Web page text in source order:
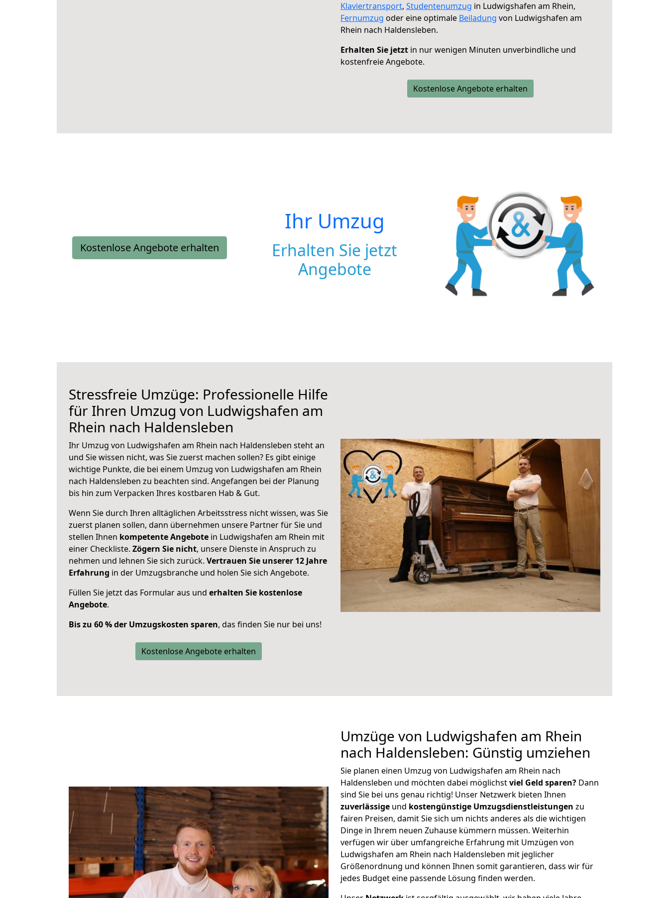
Klaviertransport, Studentenumzug in Ludwigshafen am Rhein,
Fernumzug oder eine optimale Beiladung von Ludwigshafen am
Rhein nach Haldensleben.
Erhalten Sie jetzt in nur wenigen Minuten unverbindliche und
kostenfreie Angebote.
Kostenlose Angebote erhalten
Kostenlose Angebote erhalten
Ihr Umzug
Erhalten Sie jetzt
Angebote
Stressfreie Umzüge: Professionelle Hilfe
für Ihren Umzug von Ludwigshafen am
Rhein nach Haldensleben
Ihr Umzug von Ludwigshafen am Rhein nach Haldensleben steht an
und Sie wissen nicht, was Sie zuerst machen sollen? Es gibt einige
wichtige Punkte, die bei einem Umzug von Ludwigshafen am Rhein
nach Haldensleben zu beachten sind. Angefangen bei der Planung
bis hin zum Verpacken Ihres kostbaren Hab & Gut.
Wenn Sie durch Ihren alltäglichen Arbeitsstress nicht wissen, was Sie
zuerst planen sollen, dann übernehmen unsere Partner für Sie und
stellen Ihnen kompetente Angebote in Ludwigshafen am Rhein mit
einer Checkliste. Zögern Sie nicht, unsere Dienste in Anspruch zu
nehmen und lehnen Sie sich zurück. Vertrauen Sie unserer 12 Jahre
Erfahrung in der Umzugsbranche und holen Sie sich Angebote.
Füllen Sie jetzt das Formular aus und erhalten Sie kostenlose
Angebote.
Bis zu 60 % der Umzugskosten sparen, das finden Sie nur bei uns!
Kostenlose Angebote erhalten
Umzüge von Ludwigshafen am Rhein
nach Haldensleben: Günstig umziehen
Sie planen einen Umzug von Ludwigshafen am Rhein nach
Haldensleben und möchten dabei möglichstviel Geld sparen? Dann
sind Sie bei uns genau richtig! Unser Netzwerk bieten Ihnen
zuverlässige und kostengünstige Umzugsdienstleistungen zu
fairen Preisen, damit Sie sich um nichts anderes als die wichtigen
Dinge in Ihrem neuen Zuhause kümmern müssen. Weiterhin
verfügen wir über umfangreiche Erfahrung mit Umzügen von
Ludwigshafen am Rhein nach Haldensleben mit jeglicher
Größenordnung und können Ihnen somit garantieren, dass wir für
jedes Budget eine passende Lösung finden werden.